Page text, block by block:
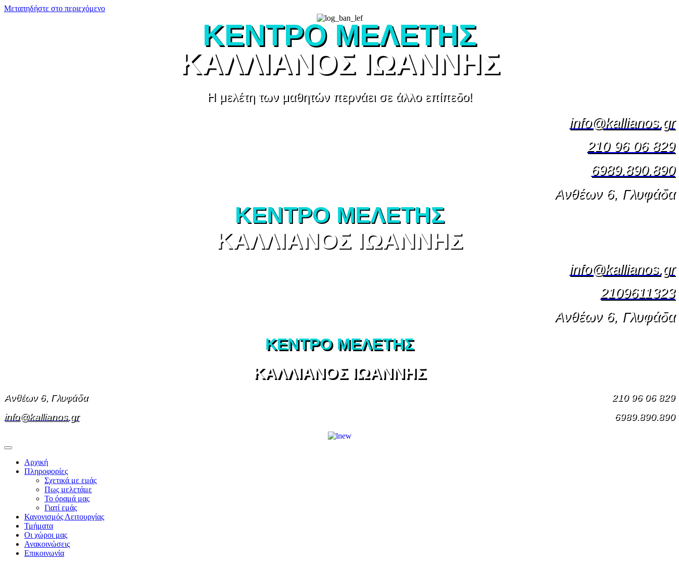
Μεταπηδήστε στο περιεχόμενο
ΚΕΝΤΡΟ ΜΕΛΕΤΗΣ
ΚΑΛΛΙΑΝΟΣ ΙΩΑΝΝΗΣ
Η μελέτη των μαθητών περνάει σε άλλο επίπεδο!
info@kallianos.gr
210 96 06 829
6989.890.890
Ανθέων 6, Γλυφάδα
ΚΕΝΤΡΟ ΜΕΛΕΤΗΣ
ΚΑΛΛΙΑΝΟΣ ΙΩΑΝΝΗΣ
info@kallianos.gr
2109611323
Ανθέων 6, Γλυφάδα
ΚΕΝΤΡΟ ΜΕΛΕΤΗΣ
ΚΑΛΛΙΑΝΟΣ ΙΩΑΝΝΗΣ
Ανθέων 6, Γλυφάδα
210 96 06 829
info@kallianos.gr
6989.890.890
Αρχική
Πληροφορίες
Σχετικά με εμάς
Πως μελετάμε
Το όραμά μας
Γιατί εμάς
Κανονισμός Λειτουργίας
Τμήματα
Οι χώροι μας
Ανακοινώσεις
Επικοινωνία